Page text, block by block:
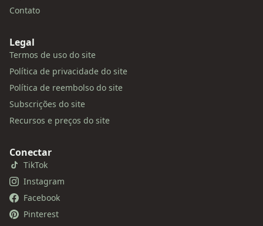
Contato
Legal
Termos de uso do site
Política de privacidade do site
Política de reembolso do site
Subscrições do site
Recursos e preços do site
Conectar
TikTok
Instagram
Facebook
Pinterest